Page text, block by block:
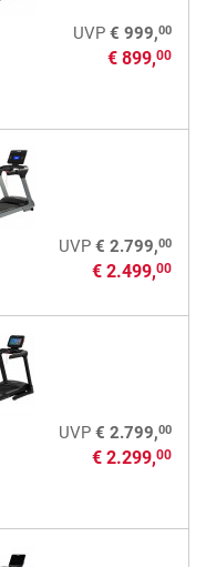
UVP € 999,00
€ 899,00
UVP € 2.799,00
€ 2.499,00
UVP € 2.799,00
€ 2.299,00